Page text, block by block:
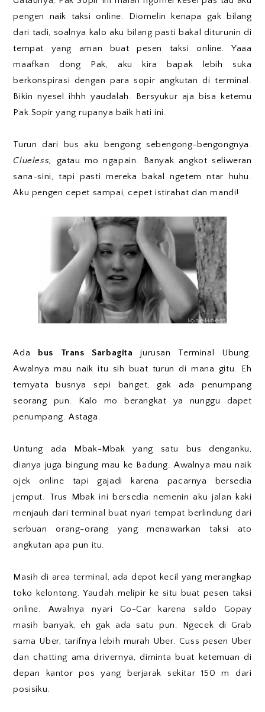
pengen naik taksi online. Diomelin kenapa gak bilang
dari tadi, soalnya kalo aku bilang pasti bakal diturunin di
tempat yang aman buat pesen taksi online. Yaaa
maafkan dong Pak, aku kira bapak lebih suka
berkonspirasi dengan para sopir angkutan di terminal.
Bikin nyesel ihhh yaudalah. Bersyukur aja bisa ketemu
Pak Sopir yang rupanya baik hati ini.
Turun dari bus aku bengong sebengong-bengongnya.
Clueless,
gatau mo ngapain. Banyak angkot seliweran
sana-sini, tapi pasti mereka bakal ngetem ntar huhu.
Aku pengen cepet sampai, cepet istirahat dan mandi!
Ada bus Trans Sarbagita
jurusan Terminal Ubung.
Awalnya mau naik itu sih buat turun di mana gitu. Eh
ternyata busnya sepi banget, gak ada penumpang
seorang pun. Kalo mo berangkat ya nunggu dapet
penumpang. Astaga.
Untung ada Mbak-Mbak yang satu bus denganku,
dianya juga bingung mau ke Badung. Awalnya mau naik
ojek online tapi gajadi karena pacarnya bersedia
jemput. Trus Mbak ini bersedia nemenin aku jalan kaki
menjauh dari terminal buat nyari tempat berlindung dari
serbuan orang-orang yang menawarkan taksi ato
angkutan apa pun itu.
Masih di area terminal, ada depot kecil yang merangkap
toko kelontong. Yaudah melipir ke situ buat pesen taksi
online. Awalnya nyari Go-Car karena saldo Gopay
masih banyak, eh gak ada satu pun. Ngecek di Grab
sama Uber, tarifnya lebih murah Uber. Cuss pesen Uber
dan chatting ama drivernya, diminta buat ketemuan di
depan kantor pos yang berjarak sekitar 150 m dari
posisiku.